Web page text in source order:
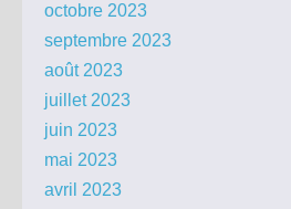
octobre 2023
septembre 2023
août 2023
juillet 2023
juin 2023
mai 2023
avril 2023